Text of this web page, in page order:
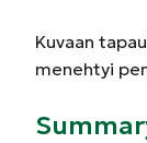
Kuvaan
menehtyi